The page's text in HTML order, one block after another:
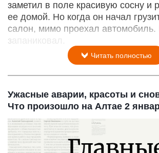
заметил в поле красивую сосну и
ее домой. Но когда он начал
салон, мимо проехал
запаниковал.
Читать полностью
Ужасные аварии, красоты и
Что произошло на Алтае 2